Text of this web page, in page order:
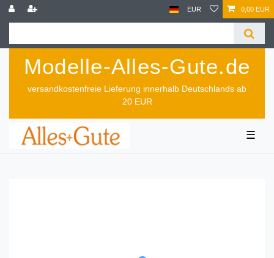
EUR 0,00 EUR
Modelle-Alles-Gute.de
versandkostenfreie Lieferung innerhalb Deutschlands ab
20 EUR
☰